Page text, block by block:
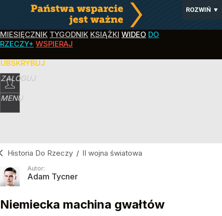
ROZWIŃ ▼
MIESIĘCZNIK TYGODNIK KSIĄŻKI WIDEO DO
RZECZY+ WSPIERAJ
ZALOGUJ
MENU
Historia Do Rzeczy / II wojna światowa
Autor:
Adam Tycner
Niemiecka machina gwałtów